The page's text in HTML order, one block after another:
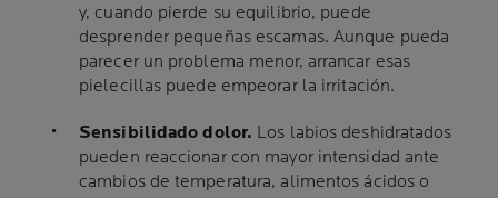
y, cuando pierde su equilibrio, puede
desprender pequeñas escamas. Aunque pueda
parecer un problema menor, arrancar esas
pielecillas puede empeorar la irritación.
Sensibilidado dolor. Los labios deshidratados
pueden reaccionar con mayor intensidad ante
cambios de temperatura, alimentos ácidos o